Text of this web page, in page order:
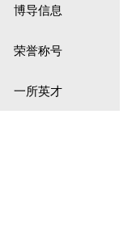
博导信息
荣誉称号
一所英才